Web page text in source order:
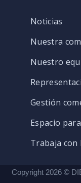
Noticias
Nuestra
Nuestro
Gestión
Espacio
Trabaja
Copyright 2026 ©